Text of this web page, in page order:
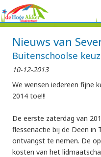
Nieuws van
Buitenschoolse
10-12-2013
We wensen iedereen fijne
2014 toe!!!
De eerste zaterdag van
flessenactie bij de Deen in
ontvangst te nemen. De
kosten van het